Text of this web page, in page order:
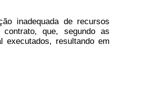
inadequada de recursos
que, segundo as
executados, resultando em